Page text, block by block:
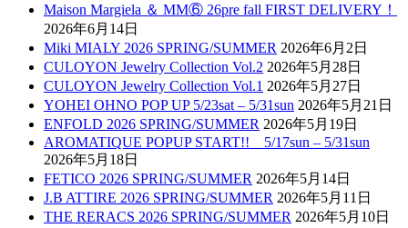
Maison Margiela ＆ MM⑥ 26pre fall FIRST DELIVERY！
2026年6月14日
Miki MIALY 2026 SPRING/SUMMER 2026年6月2日
CULOYON Jewelry Collection Vol.2 2026年5月28日
CULOYON Jewelry Collection Vol.1 2026年5月27日
YOHEI OHNO POP UP 5/23sat – 5/31sun 2026年5月21日
ENFOLD 2026 SPRING/SUMMER 2026年5月19日
AROMATIQUE POPUP START!! 5/17sun – 5/31sun
2026年5月18日
FETICO 2026 SPRING/SUMMER 2026年5月14日
J.B ATTIRE 2026 SPRING/SUMMER 2026年5月11日
THE RERACS 2026 SPRING/SUMMER 2026年5月10日